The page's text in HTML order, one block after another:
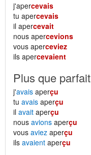
j'apercevais
tu apercevais
il apercevait
nous apercevions
vous aperceviez
ils apercevaient
Plus que parfait
j'avais aperçu
tu avais aperçu
il avait aperçu
nous avions aperçu
vous aviez aperçu
ils avaient aperçu